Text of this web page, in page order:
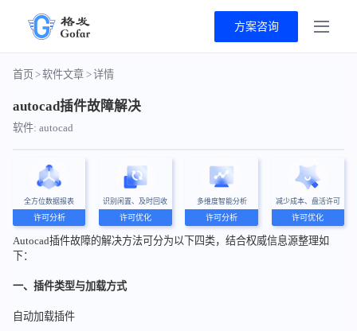
方案咨询
首页>软件文章 >详情
autocad插件故障解决
软件: autocad
全方位数据报表
许可分析
识别闲置、及时回收
许可优化
多维度智能分析
许可分析
减少成本、盘活许可
许可优化
Autocad插件故障的解决方法可分为以下四类，结合权威信息源整理如
下：
一、插件类型与加载方式
自动加载插件